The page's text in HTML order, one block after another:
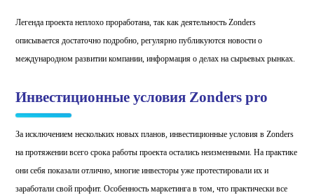
Легенда проекта неплохо проработана, так как деятельность Zonders
описывается достаточно подробно, регулярно публикуются новости о
международном развитии компании, информация о делах на сырьевых рынках.
Инвестиционные условия Zonders pro
За исключением нескольких новых планов, инвестиционные условия в Zonders
на протяжении всего срока работы проекта остались неизменными. На практике
они себя показали отлично, многие инвесторы уже протестировали их и
заработали свой профит. Особенность маркетинга в том, что практически все